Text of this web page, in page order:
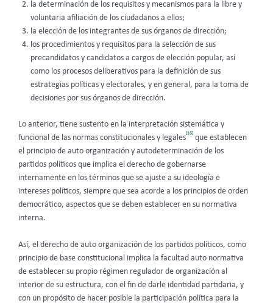
la determinación de los requisitos y mecanismos para la libre y
voluntaria afiliación de los ciudadanos a ellos;
la elección de los integrantes de sus órganos de dirección;
los procedimientos y requisitos para la selección de sus
precandidatos y candidatos a cargos de elección popular, así
como los procesos deliberativos para la definición de sus
estrategias políticas y electorales, y en general, para la toma de
decisiones por sus órganos de dirección.
Lo anterior, tiene sustento en la interpretación sistemática y
funcional de las normas constitucionales y legales
[16]
que establecen
el principio de auto organización y autodeterminación de los
partidos políticos que implica el derecho de gobernarse
internamente en los términos que se ajuste a su ideología e
intereses políticos, siempre que sea acorde a los principios de orden
democrático, aspectos que se deben establecer en su normativa
interna.
Así, el derecho de auto organización de los partidos políticos, como
principio de base constitucional implica la facultad auto normativa
de establecer su propio régimen regulador de organización al
interior de su estructura, con el fin de darle identidad partidaria, y
con un propósito de hacer posible la participación política para la